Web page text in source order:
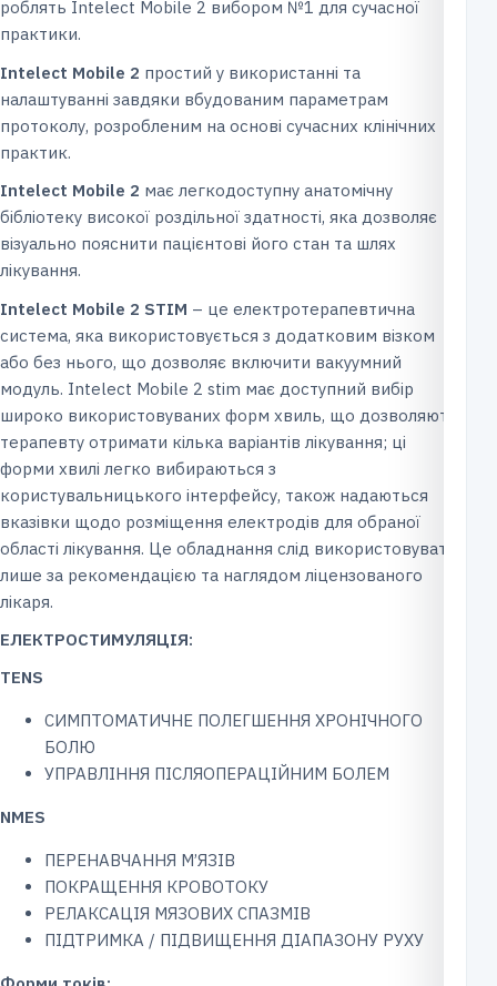
роблять Intelect Mobile 2 вибором №1 для сучасної
практики.
Intelect Mobile 2 простий у використанні та
налаштуванні завдяки вбудованим параметрам
протоколу, розробленим на основі сучасних клінічних
практик.
Intelect Mobile 2 має легкодоступну анатомічну
бібліотеку високої роздільної здатності, яка дозволяє
візуально пояснити пацієнтові його стан та шлях
лікування.
Intelect Mobile 2 STIM – це електротерапевтична
система, яка використовується з додатковим візком
або без нього, що дозволяє включити вакуумний
модуль. Intelect Mobile 2 stim має доступний вибір
широко використовуваних форм хвиль, що дозволяють
терапевту отримати кілька варіантів лікування; ці
форми хвилі легко вибираються з
користувальницького інтерфейсу, також надаються
вказівки щодо розміщення електродів для обраної
області лікування. Це обладнання слід використовувати
лише за рекомендацією та наглядом ліцензованого
лікаря.
ЕЛЕКТРОСТИМУЛЯЦІЯ:
TENS
СИМПТОМАТИЧНЕ ПОЛЕГШЕННЯ ХРОНІЧНОГО
БОЛЮ
УПРАВЛІННЯ ПІСЛЯОПЕРАЦІЙНИМ БОЛЕМ
NMES
ПЕРЕНАВЧАННЯ М’ЯЗІВ
ПОКРАЩЕННЯ КРОВОТОКУ
РЕЛАКСАЦІЯ МЯЗОВИХ СПАЗМІВ
ПІДТРИМКА / ПІДВИЩЕННЯ ДІАПАЗОНУ РУХУ